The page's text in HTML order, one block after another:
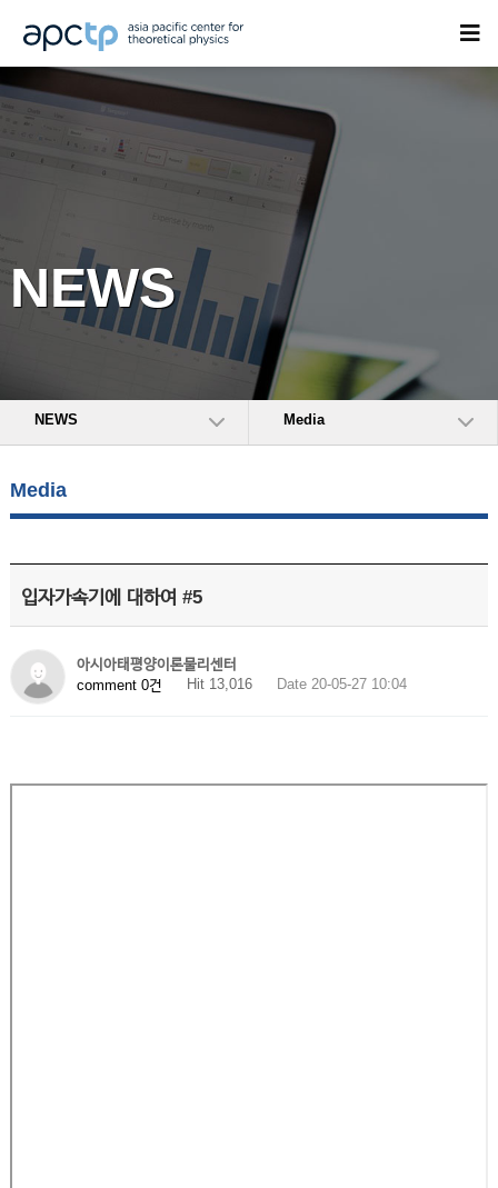
NEWS
NEWS Media
Media
입자가속기에 대하여 #5
아시아태평양이론물리센터
comment 0건
Hit 13,016 Date 20-05-27 10:04